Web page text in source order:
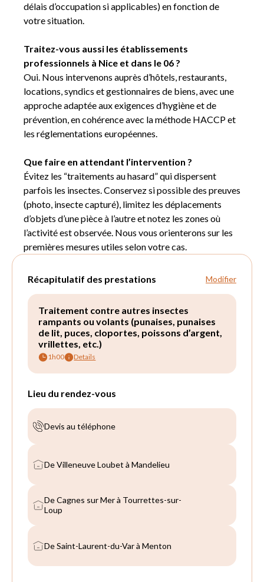
délais d’occupation si applicables) en fonction de
votre situation.
Traitez-vous aussi les établissements
professionnels à Nice et dans le 06 ?
Oui. Nous intervenons auprès d’hôtels, restaurants,
locations, syndics et gestionnaires de biens, avec une
approche adaptée aux exigences d’hygiène et de
prévention, en cohérence avec la méthode HACCP et
les réglementations européennes.
Que faire en attendant l’intervention ?
Évitez les “traitements au hasard” qui dispersent
parfois les insectes. Conservez si possible des preuves
(photo, insecte capturé), limitez les déplacements
d’objets d’une pièce à l’autre et notez les zones où
l’activité est observée. Nous vous orienterons sur les
premières mesures utiles selon votre cas.